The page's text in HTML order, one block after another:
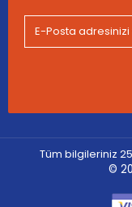
Tüm bilgileriniz
©